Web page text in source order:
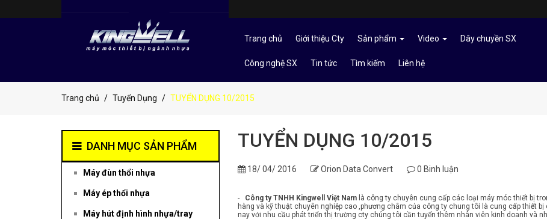
Trang chủ Giới thiệu Cty Sản phẩm Video Dây chuyền SX
Công nghệ SX Tin tức Tìm kiếm Liên hệ
Trang chủ Tuyển Dụng TUYỂN DỤNG 10/2015
TUYỂN DỤNG 10/2015
18/ 04/ 2016 Orion Data Convert 0 Binh luận
- Công ty TNHH Kingwell Việt Nam là công ty chuyên cung cấp các loại máy móc thiết bị
hàng và kỹ thuật chuyên nghiệp cao ,phương châm của công ty chung tôi là cung cấp thiết
nay với nhu cầu phát triển thị trường cty chúng tôi cần tuyển thêm nhân viên kinh doanh và
DANH MỤC SẢN PHẨM
Máy đùn thổi nhựa
Máy ép thổi nhựa
Máy hút định hình nhựa/tray